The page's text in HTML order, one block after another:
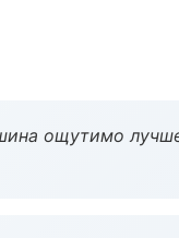
ощутимо